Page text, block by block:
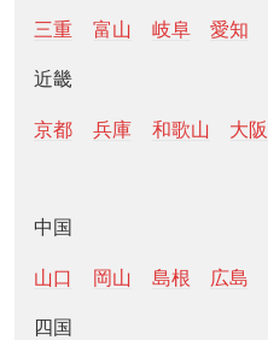
三重 富山 岐阜 愛知
近畿
京都 兵庫 和歌山 大阪
中国
山口 岡山 島根 広島
四国